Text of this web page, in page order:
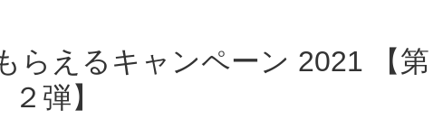
らえるキャンペーン 2021 【第
２弾】